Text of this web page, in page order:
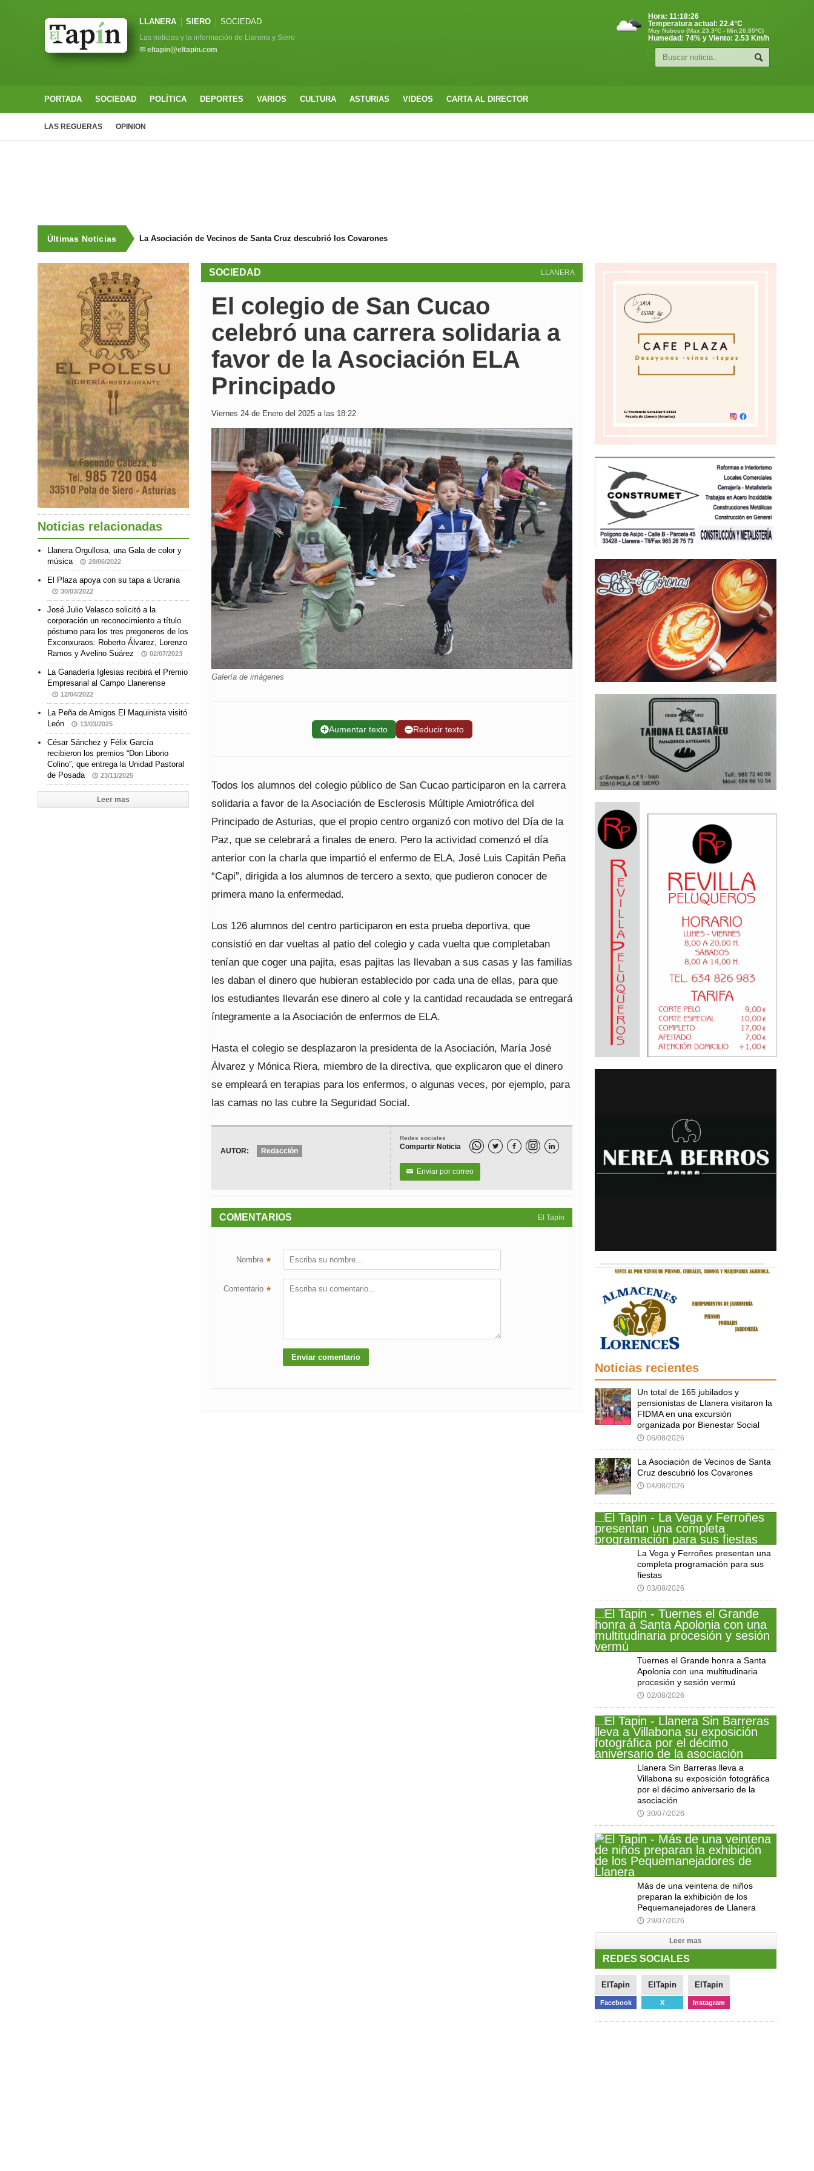
LLANERA SIERO SOCIEDAD
Las noticias y la información de Llanera y Siero
✉ eltapin@eltapin.com
Hora: 11:18:27
Temperatura actual: 22.4°C
Muy Nuboso (Max.23.3ºC - Min.20.85ºC)
Humedad: 74% y Viento: 2.53 Km/h
PORTADA SOCIEDAD POLÍTICA DEPORTES VARIOS CULTURA ASTURIAS VIDEOS CARTA AL DIRECTOR
LAS REGUERAS OPINION
Últimas Noticias La Asociación de Vecinos de Santa Cruz descubrió los Covarones
LLANERA
SOCIEDAD
El colegio de San Cucao
celebró una carrera solidaria a
favor de la Asociación ELA
Principado
Viernes 24 de Enero del 2025 a las 18:22
Galería de imágenes
➕Aumentar texto ➖Reducir texto
Todos los alumnos del colegio público de San Cucao participaron en la carrera
solidaria a favor de la Asociación de Esclerosis Múltiple Amiotrófica del
Principado de Asturias, que el propio centro organizó con motivo del Día de la
Paz, que se celebrará a finales de enero. Pero la actividad comenzó el día
anterior con la charla que impartió el enfermo de ELA, José Luis Capitán Peña
“Capi”, dirigida a los alumnos de tercero a sexto, que pudieron conocer de
primera mano la enfermedad.
Los 126 alumnos del centro participaron en esta prueba deportiva, que
consistió en dar vueltas al patio del colegio y cada vuelta que completaban
tenían que coger una pajita, esas pajitas las llevaban a sus casas y las familias
les daban el dinero que hubieran establecido por cada una de ellas, para que
los estudiantes llevarán ese dinero al cole y la cantidad recaudada se entregará
íntegramente a la Asociación de enfermos de ELA.
Hasta el colegio se desplazaron la presidenta de la Asociación, María José
Álvarez y Mónica Riera, miembro de la directiva, que explicaron que el dinero
se empleará en terapias para los enfermos, o algunas veces, por ejemplo, para
las camas no las cubre la Seguridad Social.
Redes sociales
Compartir Noticia   
✉ Enviar por correo
AUTOR: Redacción
El Tapín
COMENTARIOS
Nombre *
Comentario *
Noticias relacionadas
Llanera Orgullosa, una Gala de color y
música
28/06/2022
El Plaza apoya con su tapa a Ucrania
30/03/2022
José Julio Velasco solicitó a la
corporación un reconocimiento a título
póstumo para los tres pregoneros de los
Exconxuraos: Roberto Álvarez, Lorenzo
Ramos y Avelino Suárez
02/07/2023
La Ganadería Iglesias recibirá el Premio
Empresarial al Campo Llanerense
12/04/2022
La Peña de Amigos El Maquinista visitó
León
13/03/2025
César Sánchez y Félix García
recibieron los premios “Don Liborio
Colino”, que entrega la Unidad Pastoral
de Posada
23/11/2025
Leer mas
Noticias recientes
Un total de 165 jubilados y
pensionistas de Llanera visitaron la
FIDMA en una excursión
organizada por Bienestar Social
🕔 06/08/2026
La Asociación de Vecinos de Santa
Cruz descubrió los Covarones
🕔 04/08/2026
La Vega y Ferroñes presentan una
completa programación para sus
fiestas
🕔 03/08/2026
Tuernes el Grande honra a Santa
Apolonia con una multitudinaria
procesión y sesión vermú
🕔 02/08/2026
Llanera Sin Barreras lleva a
Villabona su exposición fotográfica
por el décimo aniversario de la
asociación
🕔 30/07/2026
Más de una veintena de niños
preparan la exhibición de los
Pequemanejadores de Llanera
🕔 29/07/2026
Leer mas
REDES SOCIALES
ElTapin
Facebook
ElTapin
X
ElTapin
Instagram